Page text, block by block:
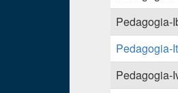
Pedagogia-
Pedagogia-
Pedagogia-